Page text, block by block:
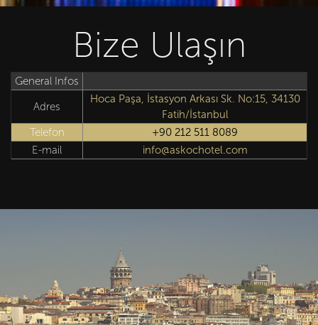
Bize Ulaşın
General Infos
Adres
Hoca Paşa, İstasyon Arkası Sk. No:15, 34130
Fatih/İstanbul
Telefon
+90 212 511 8089
E-mail
info@askochotel.com